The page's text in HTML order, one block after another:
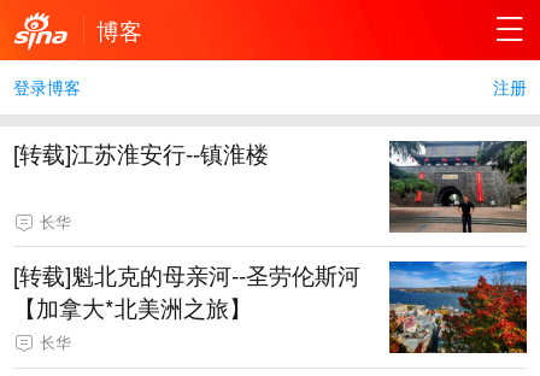
博客
登录博客 注册
[转载]江苏淮安行--镇淮楼
长华
[转载]魁北克的母亲河--圣劳伦斯河
【加拿大*北美洲之旅】
长华